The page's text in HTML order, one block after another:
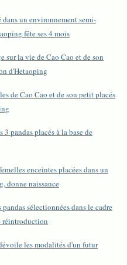
un environnement semi-
fête ses 4 mois
sur la vie de Cao Cao et de son
d'Hetaoping
de Cao Cao et de son petit placés
pandas placés à la base de
enceintes placées dans un
donne naissance
sélectionnées dans le cadre
réintroduction
les modalités d'un futur